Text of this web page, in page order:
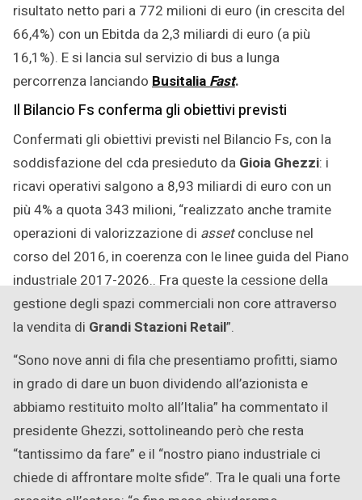
risultato netto pari a 772 milioni di euro (in crescita del
66,4%) con un Ebitda da 2,3 miliardi di euro (a più
16,1%). E si lancia sul servizio di bus a lunga
percorrenza lanciando BusitaliaFast.
Il Bilancio Fs conferma gli obiettivi previsti
Confermati gli obiettivi previsti nel Bilancio Fs, con la
soddisfazione del cda presieduto da Gioia Ghezzi: i
ricavi operativi salgono a 8,93 miliardi di euro con un
più 4% a quota 343 milioni, “realizzato anche tramite
operazioni di valorizzazione di assetconcluse nel
corso del 2016, in coerenza con le linee guida del Piano
industriale 2017-2026.. Fra queste la cessione della
gestione degli spazi commerciali non core attraverso
la vendita di Grandi Stazioni Retail”.
“Sono nove anni di fila che presentiamo profitti, siamo
in grado di dare un buon dividendo all’azionista e
abbiamo restituito molto all’Italia” ha commentato il
presidente Ghezzi, sottolineando però che resta
“tantissimo da fare” e il “nostro piano industriale ci
chiede di affrontare molte sfide”. Tra le quali una forte